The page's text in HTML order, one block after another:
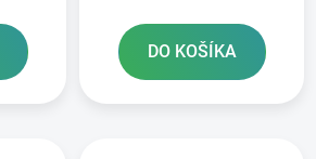
DO KOŠÍKA